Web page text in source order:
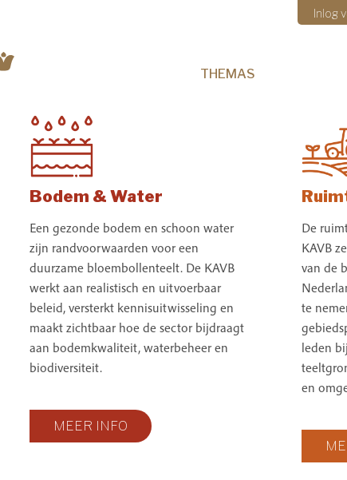
Inlog
THEMAS
Bodem & Water
Een gezonde bodem en schoon water
zijn randvoorwaarden voor een
duurzame bloembollenteelt. De KAVB
werkt aan realistisch en uitvoerbaar
beleid, versterkt kennisuitwisseling en
maakt zichtbaar hoe de sector bijdraagt
aan bodemkwaliteit, waterbeheer en
biodiversiteit.
MEER INFO
De
KAVB
van de
te
leden
en